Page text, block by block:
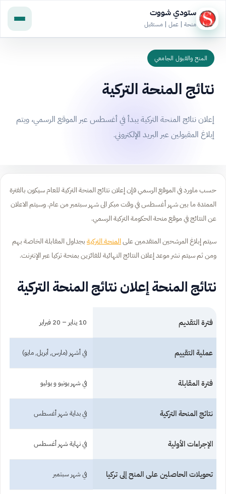
ستودي شووت
منحة | عمل | مستقبل
المنح والقبول الجامعي
نتائج المنحة التركية
إعلان نتائج المنحة التركية يبدأ في أغسطس عبر الموقع الرسمي، ويتم
إبلاغ المقبولين عبر البريد الإلكتروني.
حسب ماورد في الموقع الرسمي فإن إعلان نتائج المنحة التركية للعام سيكون بالفترة
الممتدة ما بين شهر أغسطس في وقت مبكر الى شهر سبتمبر من عام. وسيتم الاعلان
عن النتائج في موقع منحة الحكومة التركية الرسمي.
سيتم إبلاغ المرشحين المتقدمين علىالمنحة التركيةبجداول المقابلة الخاصة بهم
ومن ثم سيتم نشر موعد إعلان النتائج النهائية للفائزين بمنحة تركيا عبر الإنترنت.
نتائج المنحة إعلان نتائج المنحة التركية
فترة التقديم 10 يناير – 20 فبراير
عملية التقييم في أشهر (مارس, أبريل, مايو)
فترة المقابلة في شهر يونيو و يوليو
نتائج المنحة التركية في بداية شهر أغسطس
الإجراءات الأولية في نهاية شهر أغسطس
تحويلات الحاصلين على المنح إلى تركيا في شهر سبتمبر